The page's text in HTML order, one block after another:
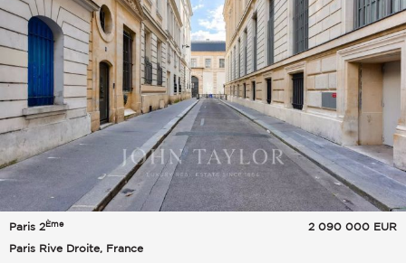
Paris 2Ème
Paris Rive Droite, France
2 090 000 EUR